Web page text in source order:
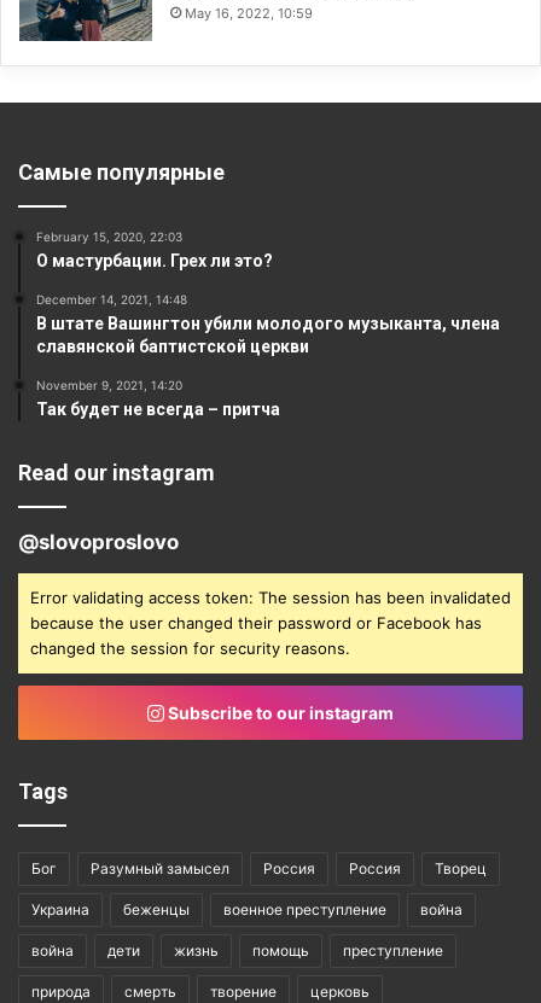
May 16, 2022, 10:59
Самые популярные
February 15, 2020, 22:03
О мастурбации. Грех ли это?
December 14, 2021, 14:48
В штате Вашингтон убили молодого музыканта, члена
славянской баптистской церкви
November 9, 2021, 14:20
Так будет не всегда – притча
Read our instagram
@slovoproslovo
Error validating access token: The session has been invalidated
because the user changed their password or Facebook has
changed the session for security reasons.
Subscribe to our instagram
Tags
Бог Разумный замысел Россия Россия Творец
Украина беженцы военное преступление война
война дети жизнь помощь преступление
природа смерть творение церковь